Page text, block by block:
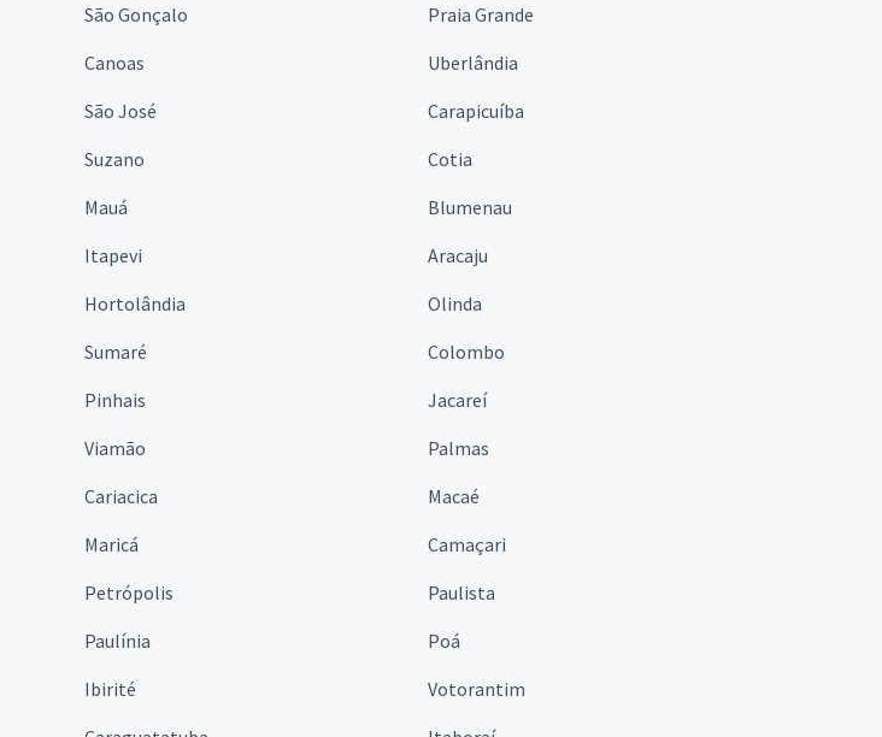
São Gonçalo
Praia Grande
Canoas
Uberlândia
São José
Carapicuíba
Suzano
Cotia
Mauá
Blumenau
Itapevi
Aracaju
Hortolândia
Olinda
Sumaré
Colombo
Pinhais
Jacareí
Viamão
Palmas
Cariacica
Macaé
Maricá
Camaçari
Petrópolis
Paulista
Paulínia
Poá
Ibirité
Votorantim